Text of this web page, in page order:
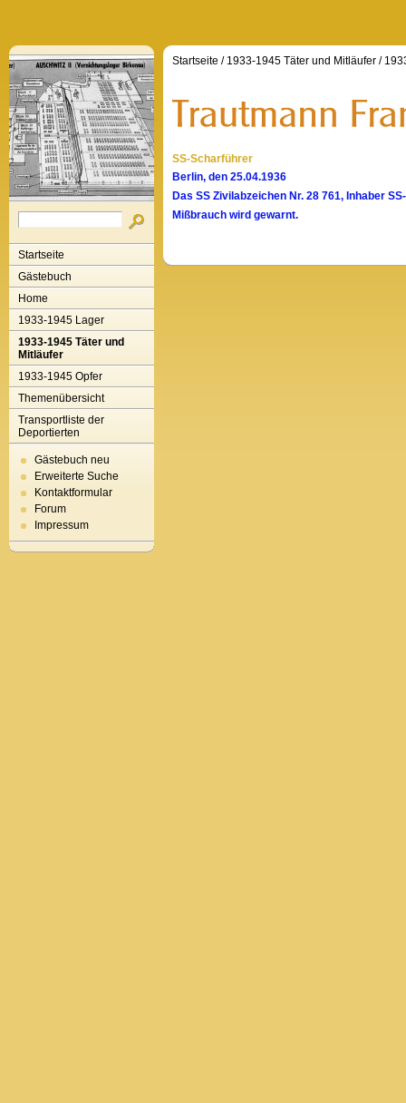
Startseite
Gästebuch
Home
1933-1945 Lager
1933-1945 Täter und
Mitläufer
1933-1945 Opfer
Themenübersicht
Transportliste der
Deportierten
Gästebuch neu
Erweiterte Suche
Kontaktformular
Forum
Impressum
Startseite / 1933-1945 Täter und Mitläufer /
SS-Scharführer
Berlin, den 25.04.1936
Das SS Zivilabzeichen Nr. 28 761, Inhaber
Mißbrauch wird gewarnt.